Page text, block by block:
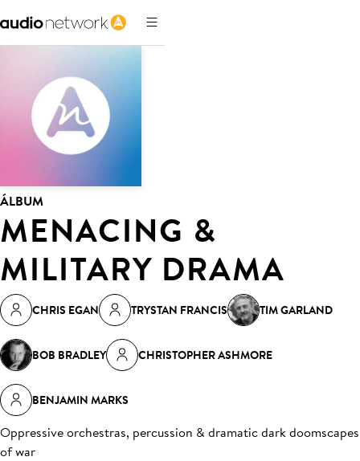
ÁLBUM
MENACING &
MILITARY DRAMA
CHRIS EGAN TRYSTAN FRANCIS TIM GARLAND
BOB BRADLEY CHRISTOPHER ASHMORE
BENJAMIN MARKS
Oppressive orchestras, percussion & dramatic dark doomscapes
of war